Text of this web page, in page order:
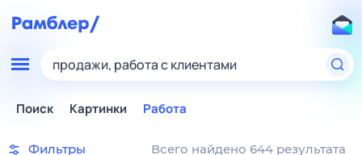
продажи, работа с клиентами
Поиск Картинки Работа
Фильтры Всего найдено 644 результата